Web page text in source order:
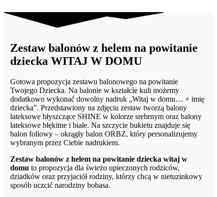
Zestaw balonów z helem na powitanie
dziecka WITAJ W DOMU
Gotowa propozycja zestawu balonowego na powitanie
Twojego Dziecka. Na balonie w kształcie kuli możemy
dodatkowo wykonać dowolny nadruk „Witaj w domu… + imię
dziecka”. Przedstawiony na zdjęciu zestaw tworzą balony
lateksowe błyszczące SHINE w kolorze srebrnym oraz balony
lateksowe błękitne i białe. Na szczycie bukietu znajduje się
balon foliowy – okrągły balon ORBZ, który personalizujemy
wybranym przez Ciebie nadrukiem.
Zestaw balonów z helem na powitanie dziecka witaj w
domu to propozycja dla świeżo upieczonych rodziców,
dziadków oraz przyjaciół rodziny, którzy chcą w nietuzinkowy
sposób uczcić narodziny bobasa.